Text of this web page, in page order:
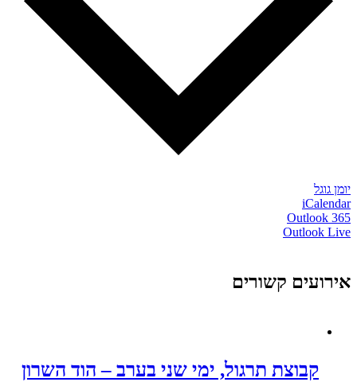
יומן גוגל
iCalendar
Outlook 365
Outlook Live
אירועים קשורים
קבוצת תרגול, ימי שני בערב – הוד השרון